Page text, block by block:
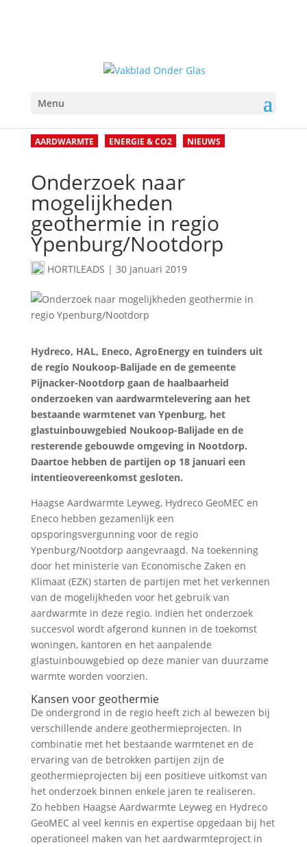
Menu
AARDWARMTE ENERGIE & CO2 NIEUWS
Onderzoek naar
mogelijkheden
geothermie in regio
Ypenburg/Nootdorp
HORTILEADS | 30 januari 2019
Hydreco, HAL, Eneco, AgroEnergy en tuinders uit
de regio Noukoop-Balijade en de gemeente
Pijnacker-Nootdorp gaan de haalbaarheid
onderzoeken van aardwarmtelevering aan het
bestaande warmtenet van Ypenburg, het
glastuinbouwgebied Noukoop-Balijade en de
resterende gebouwde omgeving in Nootdorp.
Daartoe hebben de partijen op 18 januari een
intentieovereenkomst gesloten.
Haagse Aardwarmte Leyweg, Hydreco GeoMEC en
Eneco hebben gezamenlijk een
opsporingsvergunning voor de regio
Ypenburg/Nootdorp aangevraagd. Na toekenning
door het ministerie van Economische Zaken en
Klimaat (EZK) starten de partijen met het verkennen
van de mogelijkheden voor het gebruik van
aardwarmte in deze regio. Indien het onderzoek
succesvol wordt afgerond kunnen in de toekomst
woningen, kantoren en het aanpalende
glastuinbouwgebied op deze manier van duurzame
warmte worden voorzien.
Kansen voor geothermie
De ondergrond in de regio heeft zich al bewezen bij
verschillende andere geothermieprojecten. In
combinatie met het bestaande warmtenet en de
ervaring van de betrokken partijen zijn de
geothermieprojecten bij een positieve uitkomst van
het onderzoek binnen enkele jaren te realiseren.
Zo hebben Haagse Aardwarmte Leyweg en Hydreco
GeoMEC al veel kennis en expertise opgedaan bij het
operationeel maken van het aardwarmteproject in